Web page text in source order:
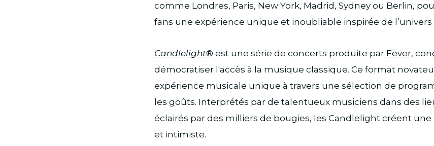
comme Londres, Paris, New York, Madrid, Sydney ou Berlin,
fans une expérience unique et inoubliable inspirée de
Candlelight® est une série de concerts produite par Fever,
démocratiser l'accès à la musique classique. Ce format
expérience musicale unique à travers une sélection de
les goûts. Interprétés par de talentueux musiciens dans des
éclairés par des milliers de bougies, les Candlelight créent
et intimiste.